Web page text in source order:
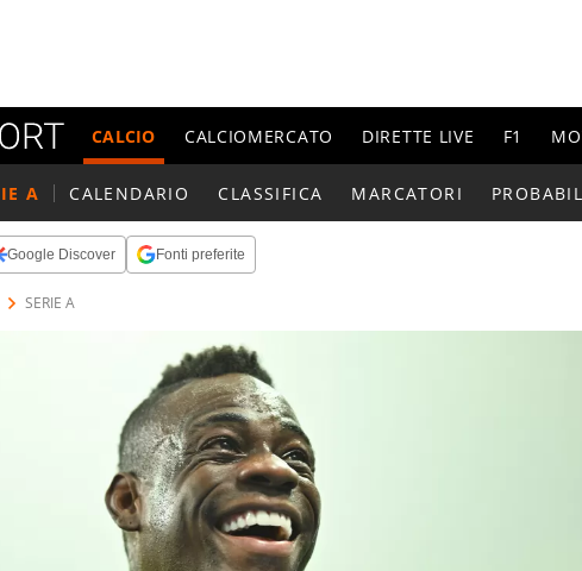
CALCIO CALCIOMERCATO DIRETTE LIVE F1
A CALENDARIO CLASSIFICA MARCATORI
Google Discover Fonti preferite
SERIE A